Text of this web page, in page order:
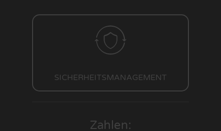
SICHERHEITS­MANAGEMENT
Zahlen: